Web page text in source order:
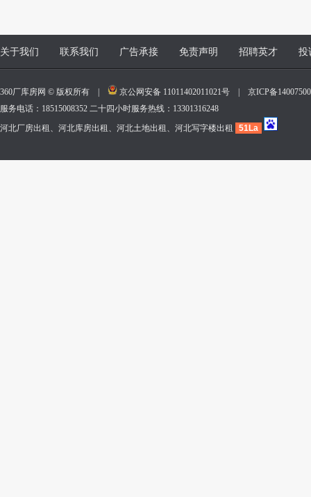
关于我们 联系我们 广告承接 免责声明 招聘英才 投
360厂库房网 © 版权所有 | 京公网安备 11011402011021号
京ICP备
服务电话：18515008352 二十四小时服务热线：13301316248
河北厂房出租、河北库房出租、河北土地出租、河北写字楼出租
51La